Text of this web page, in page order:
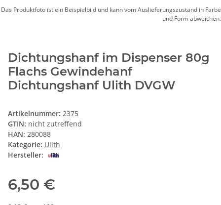
Das Produktfoto ist ein Beispielbild und kann vom Auslieferungszustand in Farbe
und Form abweichen.
Dichtungshanf im Dispenser 80g
Flachs Gewindehanf
Dichtungshanf Ulith DVGW
Artikelnummer: 2375
GTIN: nicht zutreffend
HAN: 280088
Kategorie: Ulith
Hersteller:
6,50 €